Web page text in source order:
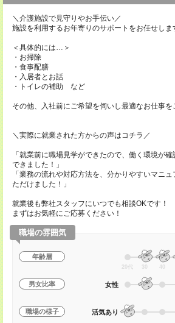
＼介護施設で見守りやお手伝い／
施設を利用するお年寄りのサポートをお任せしま
＜具体的には…＞
・お掃除
・食事配膳
・入居者とお話
・トイレの補助 など
その他、入社前にご希望を伺いし最適なお仕事を
＼実際に就業された方からの声はコチラ／
「就業前に職場見学ができたので、働く環境が
できました！」
「業務の流れや対応方法を、分かりやすいマニ
ただけました！」
就業後も弊社スタッフにいつでも相談OKです！
まずはお気軽にご応募ください！
職場の雰囲気
年齢層
20代 30 40
男女比率 女性
職場の様子 活気あり